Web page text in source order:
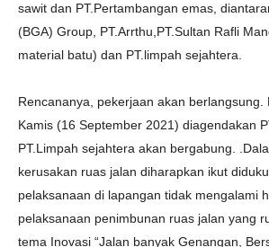
sawit dan PT.Pertambangan emas,
(BGA) Group, PT.Arrthu,PT.Sultan Rafli
material batu) dan PT.limpah sejahtera.
Rencananya, pekerjaan akan berlangsung.
Kamis (16 September 2021) diagendakan
PT.Limpah sejahtera akan bergabung.
kerusakan ruas jalan diharapkan ikut
pelaksanaan di lapangan tidak mengalami
pelaksanaan penimbunan ruas jalan yang
tema Inovasi “Jalan banyak Genangan,